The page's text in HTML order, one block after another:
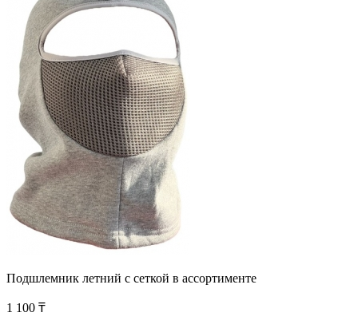
Подшлемник летний с сеткой в ассортименте
1 100 ₸